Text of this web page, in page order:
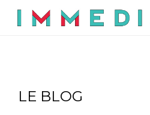
LE BLOG